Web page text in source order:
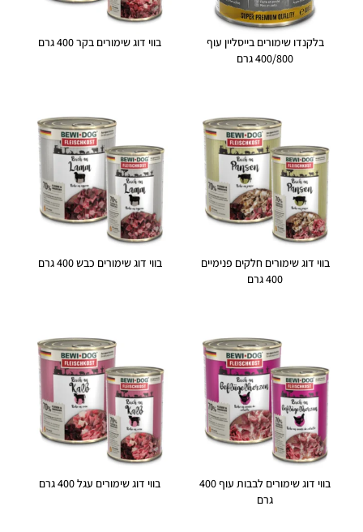
בלקנדו שימורים בייסליין עוף
400/800 גרם
בווי דוג שימורים בקר 400 גרם
בווי דוג שימורים חלקים פנימיים
400 גרם
בווי דוג שימורים כבש 400 גרם
בווי דוג שימורים לבבות עוף 400
גרם
בווי דוג שימורים עגל 400 גרם